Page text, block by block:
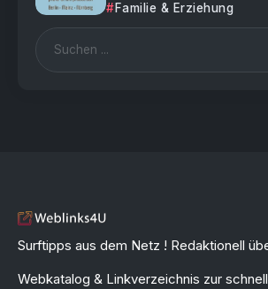
Familie & Erziehung
Surftipps aus dem Netz ! Redaktionell
Webkatalog & Linkverzeichnis zur